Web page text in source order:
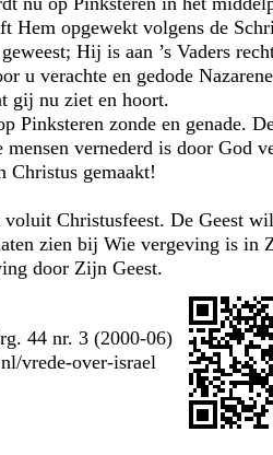
Hem opgewekt volgens de
Hij is aan ’s Vaders
u verachte en gedode
gij nu ziet en hoort.
Pinksteren zonde en genade.
mensen vernederd is door God
Christus gemaakt!
voluit Christusfeest. De Geest
zien bij Wie vergeving is in
door Zijn Geest.
44 nr. 3 (2000-06)
vrede-over-israel